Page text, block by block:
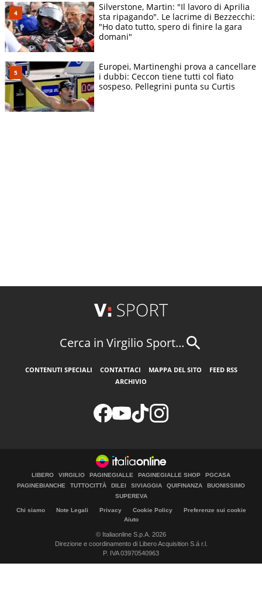
Silverstone, Martin: "Il lavoro di Aprilia
sta ripagando". Le lacrime di Bezzecchi:
"Ho dato tutto, spero di finire la gara
domani"
Europei, Martinenghi prova a cancellare
i dubbi: Ceccon tiene tutti col fiato
sospeso. Pellegrini punta su Curtis
Cerca in Virgilio Sport...
CONTENUTI SPECIALI CONTATTACI MAPPA DEL SITO
FEED RSS
ARCHIVIO
LIBERO VIRGILIO PAGINEGIALLE PAGINEGIALLE SHOP
PGCASA
PAGINEBIANCHE
TUTTOCITTÀ DILEI SIVIAGGIA QUIFINANZA
BUONISSIMO
SUPEREVA
Chi siamo Note Legali Privacy Cookie Policy
Preferenze sui cookie
Aiuto
© Italiaonline S.p.A. 2026
Direzione e coordinamento di Libero Acquisition S.á r.l.
P. IVA 03970540963